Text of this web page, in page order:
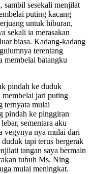
sambil sesekali menjilat
puting kacang
untuk hiburan,
sekali ia merasakan
biasa. Kadang-kadang
terentang
membelai batangku
pindah ke duduk
membelai jari puting
ternyata mulai
pindah ke pinggiran
sementara aku
vegynya nya mulai dari
tapi terus bergerak
tangan saya bermain
tubuh Ms. Ning
mulai meningkat.